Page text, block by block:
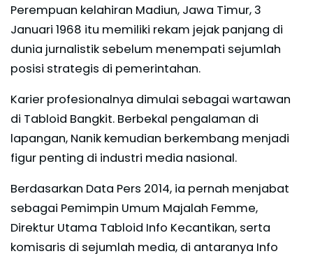
Perempuan kelahiran Madiun, Jawa Timur, 3
Januari 1968 itu memiliki rekam jejak panjang di
dunia jurnalistik sebelum menempati sejumlah
posisi strategis di pemerintahan.
Karier profesionalnya dimulai sebagai wartawan
di Tabloid Bangkit. Berbekal pengalaman di
lapangan, Nanik kemudian berkembang menjadi
figur penting di industri media nasional.
Berdasarkan Data Pers 2014, ia pernah menjabat
sebagai Pemimpin Umum Majalah Femme,
Direktur Utama Tabloid Info Kecantikan, serta
komisaris di sejumlah media, di antaranya Info